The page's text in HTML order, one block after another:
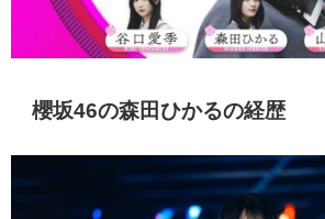
櫻坂46の森田ひかるの経歴